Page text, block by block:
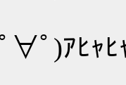
∀ﾟ)ｱﾋｬ